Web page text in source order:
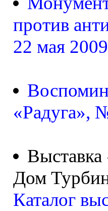
против
22 мая
«Радуга»,
Дом
Каталог